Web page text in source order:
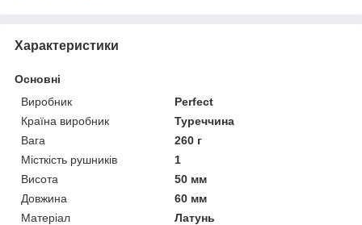
Характеристики
Основні
Виробник
Perfect
Країна виробник
Туреччина
Вага
260 г
Місткість рушників
1
Висота
50 мм
Довжина
60 мм
Матеріал
Латунь